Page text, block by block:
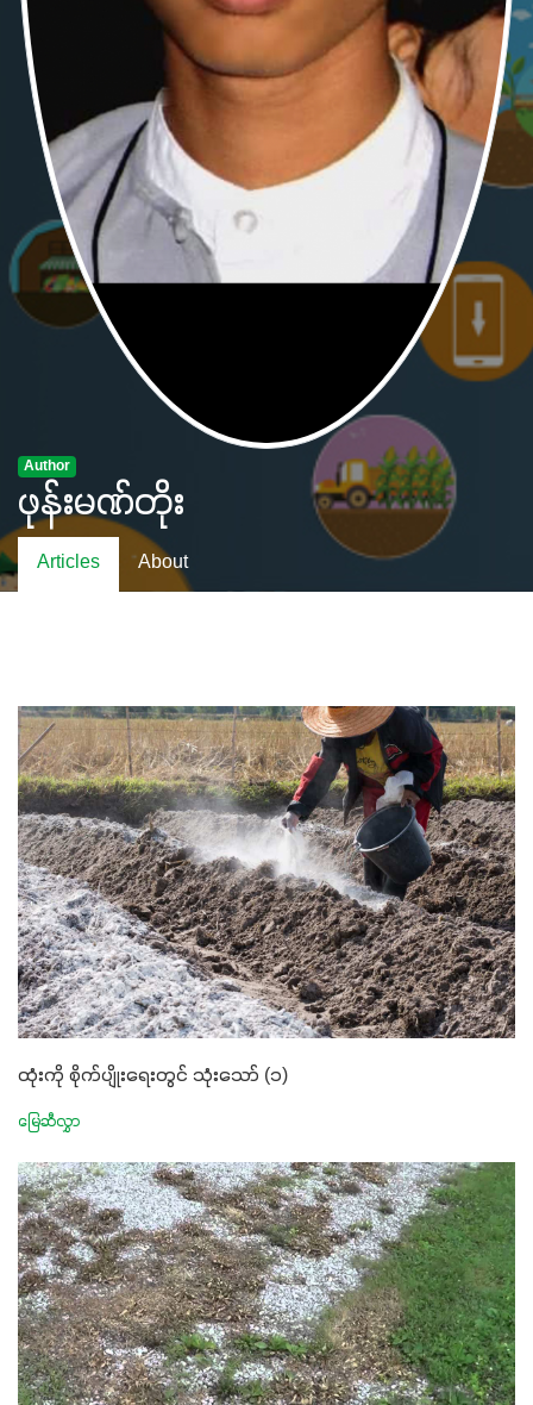
Author
ဖုန်းမဏ်တိုး
Articles About
ထုံးကို စိုက်ပျိုးရေးတွင် သုံးသော် (၁)
မြေဆီလွှာ